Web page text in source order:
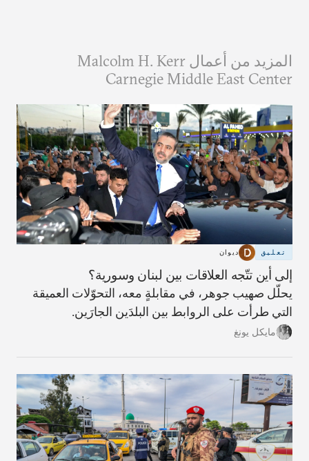
المزيد من أعمال Malcolm H. Kerr
Carnegie Middle East Center
تعليق ديوان
إلى أين تتّجه العلاقات بين لبنان وسورية؟
يحلّل صهيب جوهر، في مقابلةٍ معه، التحوّلات العميقة
التي طرأت على الروابط بين البلدَين الجارَين.
مايكل يونغ